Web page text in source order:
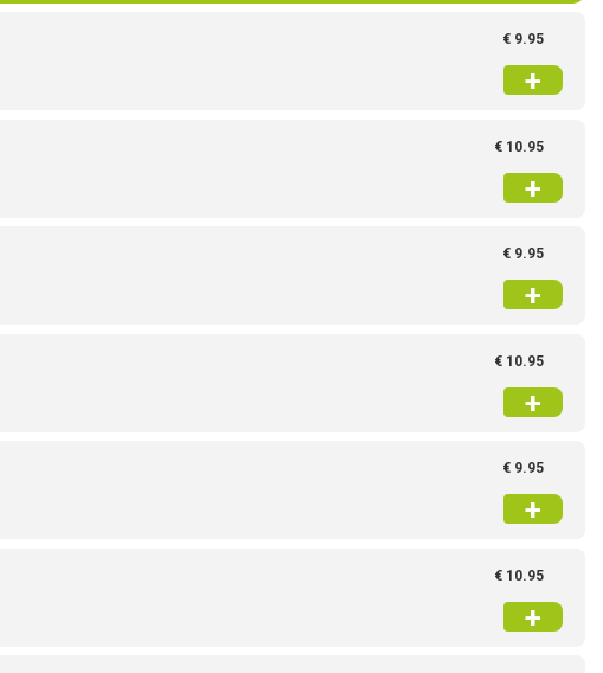
€ 9.95
+
€ 10.95
+
€ 9.95
+
€ 10.95
+
€ 9.95
+
€ 10.95
+